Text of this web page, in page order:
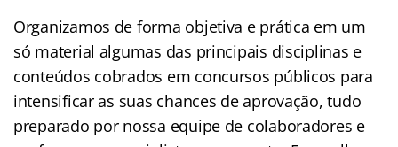
Organizamos de forma objetiva e prática em um
só material algumas das principais disciplinas e
conteúdos cobrados em concursos públicos para
intensificar as suas chances de aprovação, tudo
preparado por nossa equipe de colaboradores e